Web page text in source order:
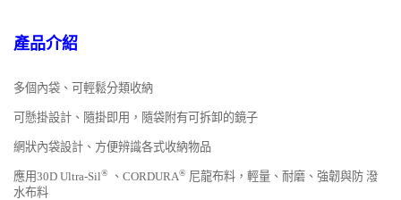
產品介紹
多個內袋、可輕鬆分類收納
可懸掛設計、隨掛即用，隨袋附有可拆卸的鏡子
網狀內袋設計、方便辨識各式收納物品
應用30D Ultra-Sil® 、CORDURA® 尼龍布料，輕量、耐磨、強韌與防 潑
水布料